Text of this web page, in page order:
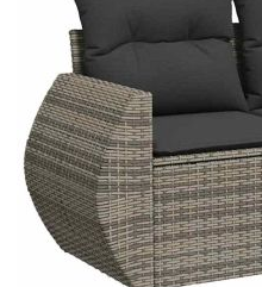
Размери на седалката:
Размери на възглавницата за
облягане:
Размери на възглавницата на
седалката:
Материал на покритието:
Височина на седалката от земята
(без възглавницата):
Материал за пълнеж на
възглавницата за сядане:
Материал за пълнеж на
облегалката:
Максимален капацитет на теглото
(на седалка):